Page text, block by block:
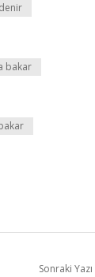
bakar
Sonraki Yazı